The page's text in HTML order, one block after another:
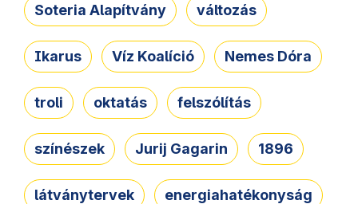
Soteria Alapítvány változás
Ikarus Víz Koalíció Nemes Dóra
troli oktatás felszólítás
színészek Jurij Gagarin 1896
látványtervek energiahatékonyság